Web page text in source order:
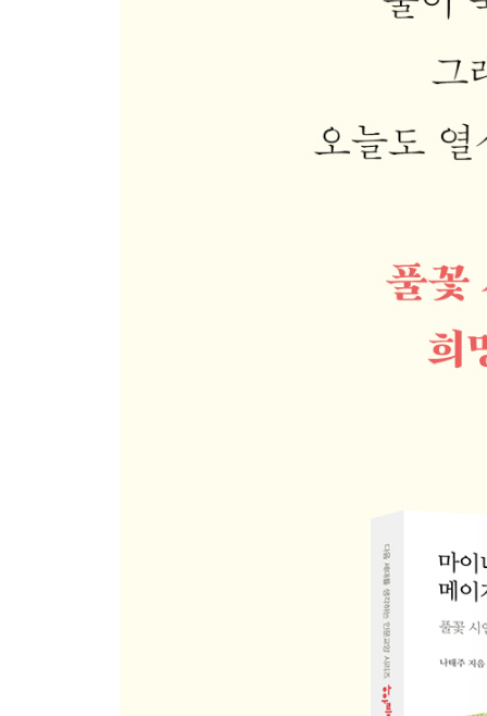
닫는 시 _ 어머니 말씀의 본을 받아